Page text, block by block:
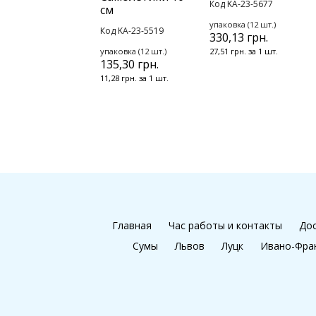
см
Код KA-23-5519
упаковка (12 шт.)
135,30 грн.
11,28 грн. за 1 шт.
Код KA-23-5677
упаковка (12 шт.)
330,13 грн.
27,51 грн. за 1 шт.
Главная Час работы и контакты
Сумы
Львов Луцк Ивано-